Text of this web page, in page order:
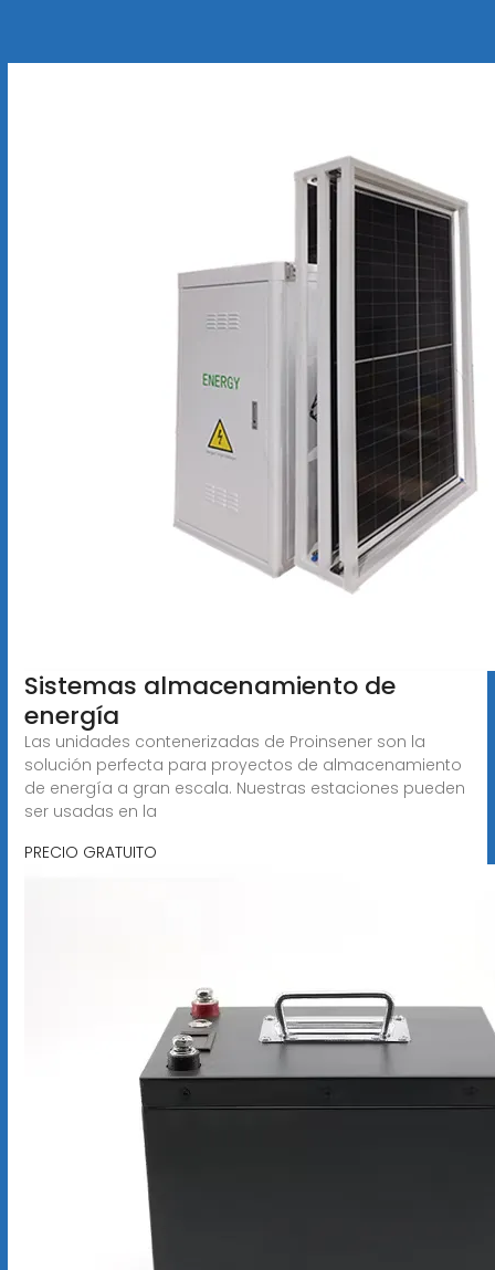
Sistemas almacenamiento de
energía
Las unidades contenerizadas de Proinsener son la
solución perfecta para proyectos de almacenamiento
de energía a gran escala. Nuestras estaciones pueden
ser usadas en la
PRECIO GRATUITO